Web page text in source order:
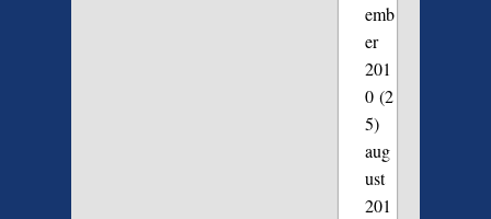
emb
er
201
0(2
5)
aug
ust
201